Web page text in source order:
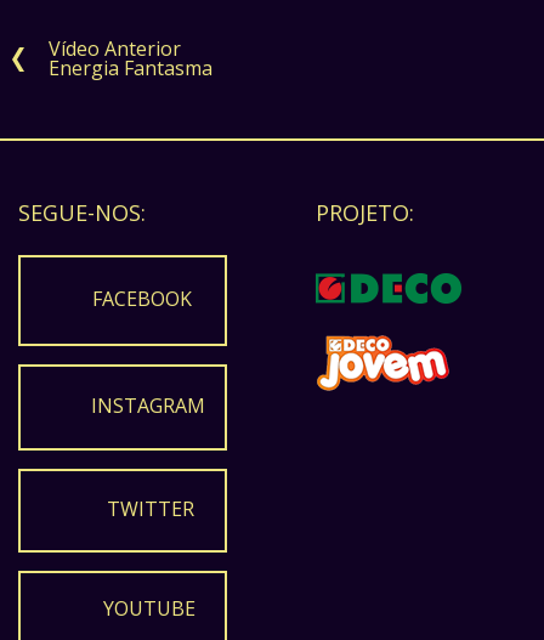
Vídeo Anterior
Energia Fantasma
SEGUE-NOS:
FACEBOOK
INSTAGRAM
TWITTER
YOUTUBE
PROJETO: